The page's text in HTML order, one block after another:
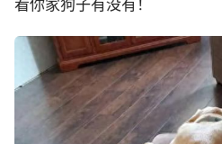
看你家狗子有没有！